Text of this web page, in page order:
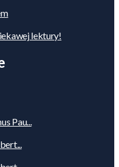
lektury!
Pau...